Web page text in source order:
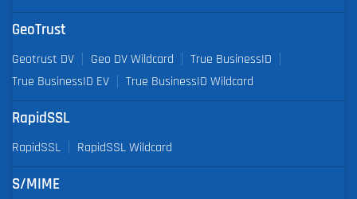
GeoTrust
Geotrust DV Geo DV Wildcard
True BusinessID
True BusinessID EV
True BusinessID Wildcard
RapidSSL
RapidSSL RapidSSL Wildcard
S/MIME